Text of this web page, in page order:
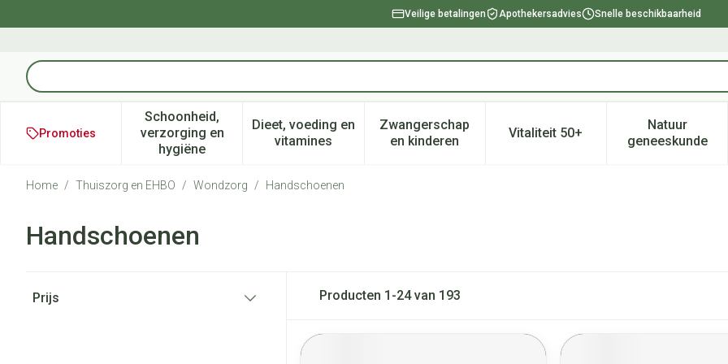
Veilige betalingen Apothekersadvies Snelle beschikbaarheid
Product, merk, categorie...
Promoties
Schoonheid,
verzorging en
hygiëne
Toon submenu voor Schoonheid, verzorging en hygiëne categorie
Dieet, voeding en
vitaminesToon submenu voor Dieet, voeding en vitamines categorie
Zwangerschap
en kinderenToon submenu voor Zwangerschap en kinderen
Vitaliteit 50+Toon submenu voor Vitaliteit
Natuur
geneeskunde
Toon
Home / Thuiszorg en EHBO / Wondzorg / Handschoenen
Handschoenen
Prijs
Producten 1 -24van 193